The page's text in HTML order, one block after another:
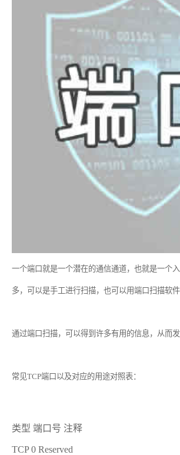
一个端口就是一个潜在的通信通道，也就是一个
多，可以是手工进行扫描，也可以用端口扫描软
通过端口扫描，可以得到许多有用的信息，从而
常见TCP端口以及对应的用途对照表：
类型 端口号 注释
TCP 0 Reserved